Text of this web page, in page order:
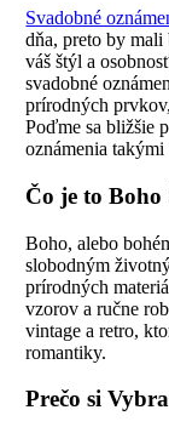
Svadobné
dňa, preto by
váš štýl a
svadobné
prírodných
Poďme sa bližšie
oznámenia
Čo je to Boho
Boho, alebo
slobodným
prírodných
vzorov a ručne
vintage a retro,
romantiky.
Prečo si